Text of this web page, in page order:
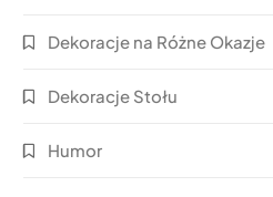
Dekoracje na Różne Okazje
Dekoracje Stołu
Humor